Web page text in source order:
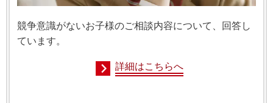
競争意識がないお子様のご相談内容について、回答し
ています。
詳細はこちらへ